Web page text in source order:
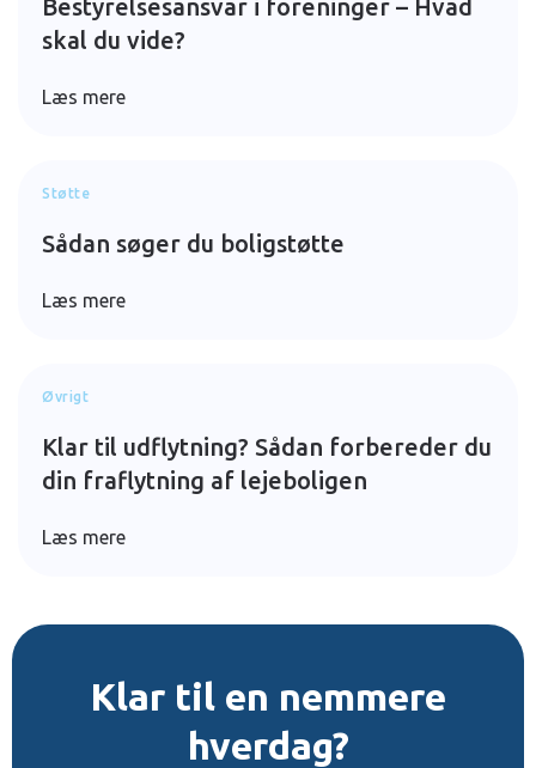
Bestyrelsesansvar i foreninger – Hvad
skal du vide?
Læs mere
Støtte
Sådan søger du boligstøtte
Læs mere
Øvrigt
Klar til udflytning? Sådan forbereder du
din fraflytning af lejeboligen
Læs mere
Klar til en nemmere
hverdag?